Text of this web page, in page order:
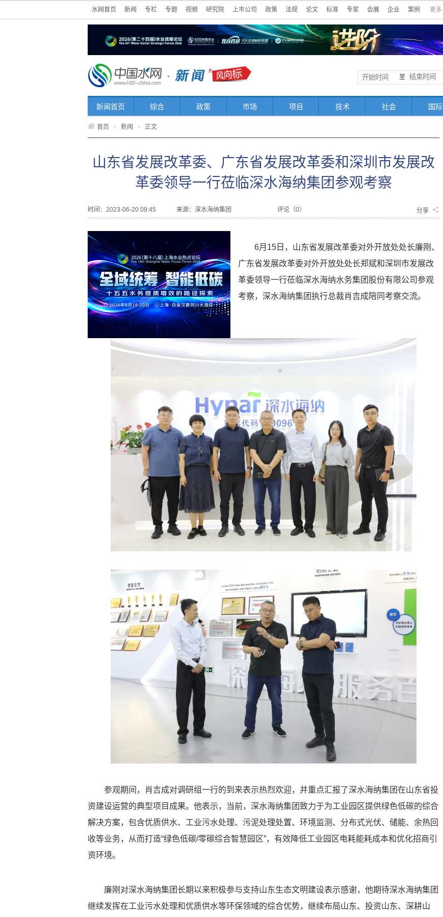
水网首页 新闻 专栏 专题 视频 研究院 上市公司 政策 法规 论文 标准 专家 会展 企业 案例 更多
至
新闻首页 综合 政策 市场 项目 技术 社会 国际
首页 > 新闻 > 正文
山东省发展改革委、广东省发展改革委和深圳市发展改
革委领导一行莅临深水海纳集团参观考察
时间：2023-06-20 09:45 来源： 深水海纳集团 评论（0） 分享
6月15日，山东省发展改革委对外开放处处长廉刚、
广东省发展改革委对外开放处处长郑斌和深圳市发展改
革委领导一行莅临深水海纳水务集团股份有限公司参观
考察，深水海纳集团执行总裁肖吉成陪同考察交流。
参观期间，肖吉成对调研组一行的到来表示热烈欢迎，并重点汇报了深水海纳集团在山东省投
资建设运营的典型项目成果。他表示，当前，深水海纳集团致力于为工业园区提供绿色低碳的综合
解决方案，包含优质供水、工业污水处理、污泥处理处置、环境监测、分布式光伏、储能、余热回
收等业务，从而打造“绿色低碳/零碳综合智慧园区”，有效降低工业园区电耗能耗成本和优化招商引
资环境。
廉刚对深水海纳集团长期以来积极参与支持山东生态文明建设表示感谢，他期待深水海纳集团
继续发挥在工业污水处理和优质供水等环保领域的综合优势，继续布局山东、投资山东、深耕山